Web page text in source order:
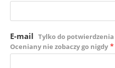
E-mail Tylko do potwierdzenia
Oceniany nie zobaczy go nigdy *